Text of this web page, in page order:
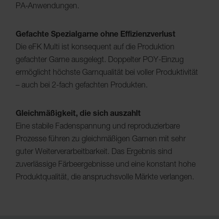
PA‑Anwendungen.
Gefachte Spezialgarne ohne Effizienzverlust
Die eFK Multi ist konsequent auf die Produktion
gefachter Garne ausgelegt. Doppelter POY-Einzug
ermöglicht höchste Garnqualität bei voller Produktivität
– auch bei 2-fach gefachten Produkten.
Gleichmäßigkeit, die sich auszahlt
Eine stabile Fadenspannung und reproduzierbare
Prozesse führen zu gleichmäßigen Garnen mit sehr
guter Weiterverarbeitbarkeit. Das Ergebnis sind
zuverlässige Färbeergebnisse und eine konstant hohe
Produktqualität, die anspruchsvolle Märkte verlangen.